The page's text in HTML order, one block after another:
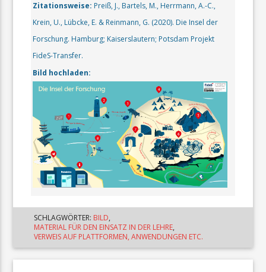
SCHLAGWÖRTER: BILD,
MATERIAL FÜR DEN EINSATZ IN DER LEHRE,
VERWEIS AUF PLATTFORMEN, ANWENDUNGEN ETC.
Zitationsweise: Preiß, J., Bartels, M., Herrmann, A.-C.,
Krein, U., Lübcke, E. & Reinmann, G. (2020). Die Insel der
Forschung. Hamburg; Kaiserslautern; Potsdam Projekt
FideS-Transfer.
Bild hochladen: